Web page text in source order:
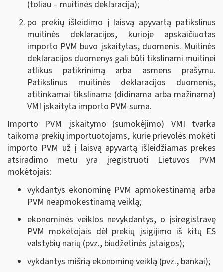
(toliau – muitinės deklaracija);
po prekių išleidimo į laisvą apyvartą patikslinus
muitinės deklaracijos, kurioje apskaičiuotas
importo PVM buvo įskaitytas, duomenis. Muitinės
deklaracijos duomenys gali būti tikslinami muitinei
atlikus patikrinimą arba asmens prašymu.
Patikslinus muitinės deklaracijos duomenis,
atitinkamai tikslinama (didinama arba mažinama)
VMI įskaityta importo PVM suma.
Importo PVM įskaitymo (sumokėjimo) VMI tvarka
taikoma prekių importuotojams, kurie prievolės mokėti
importo PVM už į laisvą apyvartą išleidžiamas prekes
atsiradimo metu yra įregistruoti Lietuvos PVM
mokėtojais:
vykdantys ekonominę PVM apmokestinamą arba
PVM neapmokestinamą veiklą;
ekonominės veiklos nevykdantys, o įsiregistravę
PVM mokėtojais dėl prekių įsigijimo iš kitų ES
valstybių narių (pvz., biudžetinės įstaigos);
vykdantys mišrią ekonominę veiklą (pvz., bankai);